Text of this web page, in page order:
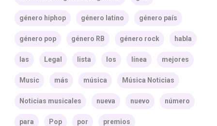
género hiphop género latino género país
género pop género RB género rock habla
las Legal lista los línea mejores
Music más música Música Noticias
Noticias musicales nueva nuevo número
para Pop por premios